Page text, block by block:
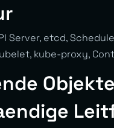
Server, etcd,
kube-proxy,
Objekte